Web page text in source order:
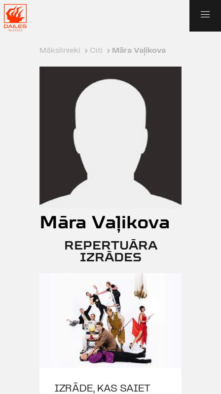
Mākslinieki › Citi › Māra Vaļikova
Māra Vaļikova
REPERTUĀRA
IZRĀDES
IZRĀDE, KAS SAIET